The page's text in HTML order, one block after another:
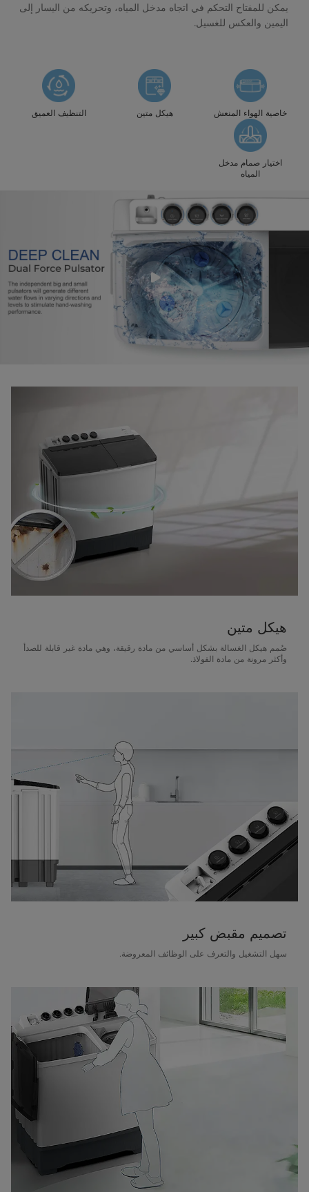
يمكن للمفتاح التحكم في اتجاه مدخل المياه، وتحريكه من اليسار إلى
اليمين والعكس للغسيل.
خاصية الهواء المنعش هيكل متين التنظيف العميق
اختيار صمام مدخل
المياه
هيكل متين
صُمم هيكل الغسالة بشكل أساسي من مادة رقيقة، وهي مادة غير قابلة للصدأ
وأكثر مرونة من مادة الفولاذ.
تصميم مقبض كبير
سهل التشغيل والتعرف على الوظائف المعروضة.